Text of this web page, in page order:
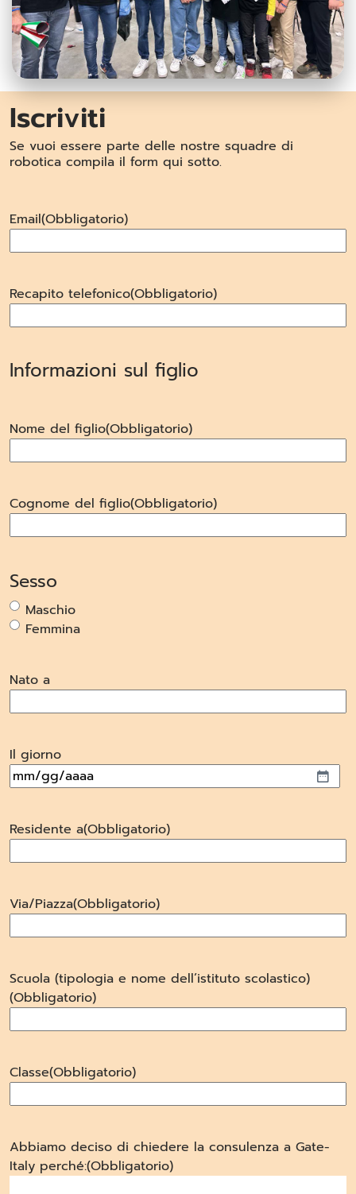
Iscriviti
Se vuoi essere parte delle nostre squadre di
robotica compila il form qui sotto.
Email(Obbligatorio)
Recapito telefonico(Obbligatorio)
Informazioni sul figlio
Nome del figlio(Obbligatorio)
Cognome del figlio(Obbligatorio)
Sesso
Maschio
Femmina
Nato a
Il giorno
MM
GG
slash
AAAA
Residente a(Obbligatorio)
Via/Piazza(Obbligatorio)
Scuola (tipologia e nome dell’istituto scolastico)
(Obbligatorio)
Classe(Obbligatorio)
Abbiamo deciso di chiedere la consulenza a Gate-
Italy perché:(Obbligatorio)